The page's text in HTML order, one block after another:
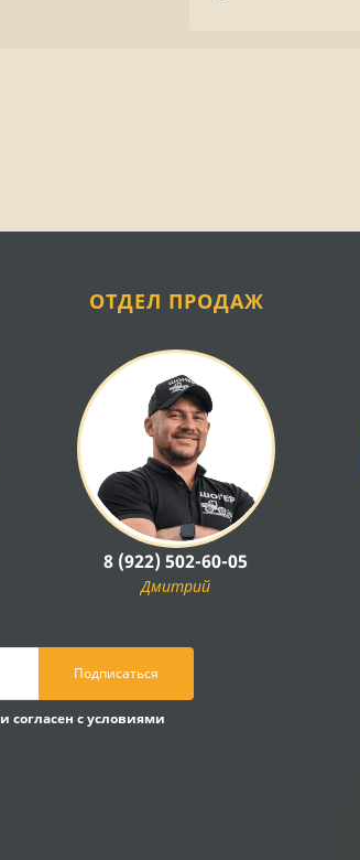
ОТДЕЛ ПРОДАЖ
8 (922) 502-60-05
Дмитрий
Подписаться
и согласен с условиями